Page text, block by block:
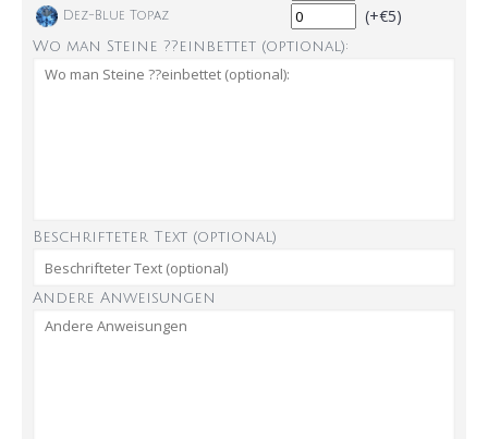
Dez-Blue Topaz (+€5)
Wo man Steine ??einbettet (optional):
Beschrifteter Text (optional)
Andere Anweisungen